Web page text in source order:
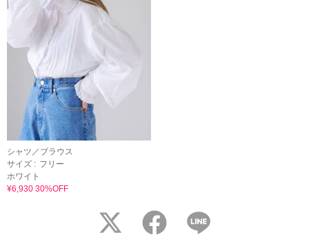
シャツ／ブラウス
サイズ : フリー
ホワイト
¥6,930 30%OFF
twitter facebook